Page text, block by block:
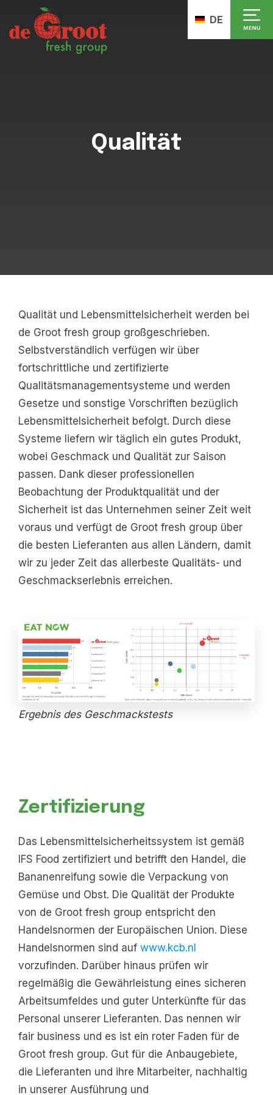
DE
Qualität
Qualität und Lebensmittelsicherheit werden bei
de Groot fresh group großgeschrieben.
Selbstverständlich verfügen wir über
fortschrittliche und zertifizierte
Qualitätsmanagementsysteme und werden
Gesetze und sonstige Vorschriften bezüglich
Lebensmittelsicherheit befolgt. Durch diese
Systeme liefern wir täglich ein gutes Produkt,
wobei Geschmack und Qualität zur Saison
passen. Dank dieser professionellen
Beobachtung der Produktqualität und der
Sicherheit ist das Unternehmen seiner Zeit weit
voraus und verfügt de Groot fresh group über
die besten Lieferanten aus allen Ländern, damit
wir zu jeder Zeit das allerbeste Qualitäts- und
Geschmackserlebnis erreichen.
Ergebnis des Geschmackstests
Zertifizierung
Das Lebensmittelsicherheitssystem ist gemäß
IFS Food zertifiziert und betrifft den Handel, die
Bananenreifung sowie die Verpackung von
Gemüse und Obst. Die Qualität der Produkte
von de Groot fresh group entspricht den
Handelsnormen der Europäischen Union. Diese
Handelsnormen sind auf www.kcb.nl
vorzufinden. Darüber hinaus prüfen wir
regelmäßig die Gewährleistung eines sicheren
Arbeitsumfeldes und guter Unterkünfte für das
Personal unserer Lieferanten. Das nennen wir
fair business und es ist ein roter Faden für de
Groot fresh group. Gut für die Anbaugebiete,
die Lieferanten und ihre Mitarbeiter, nachhaltig
in unserer Ausführung und